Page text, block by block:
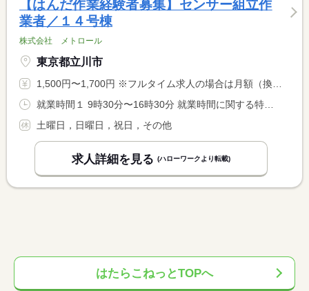
【はんだ作業経験者募集】センサー組立作
業者／１４号棟
株式会社 メトロール
東京都立川市
1,500円〜1,700円 ※フルタイム求人の場合は月額（換算額）、パート求人の場合は時間額を表示しています。
就業時間１ 9時30分〜16時30分 就業時間に関する特記事項 試用期間の３ヵ月を超えたら残業できるか確認の面談があります。 <BR> （応相談：柔軟に対応します）
土曜日，日曜日，祝日，その他
求人詳細を見る (ハローワークより転載)
はたらこねっとTOPへ